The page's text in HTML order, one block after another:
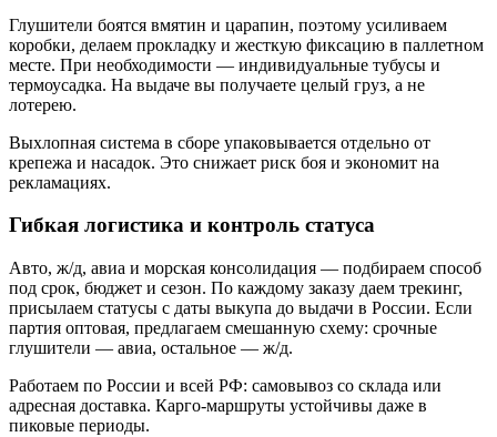
Глушители боятся вмятин и царапин, поэтому усиливаем
коробки, делаем прокладку и жесткую фиксацию в паллетном
месте. При необходимости — индивидуальные тубусы и
термоусадка. На выдаче вы получаете целый груз, а не
лотерею.
Выхлопная система в сборе упаковывается отдельно от
крепежа и насадок. Это снижает риск боя и экономит на
рекламациях.
Гибкая логистика и контроль статуса
Авто, ж/д, авиа и морская консолидация — подбираем способ
под срок, бюджет и сезон. По каждому заказу даем трекинг,
присылаем статусы с даты выкупа до выдачи в России. Если
партия оптовая, предлагаем смешанную схему: срочные
глушители — авиа, остальное — ж/д.
Работаем по России и всей РФ: самовывоз со склада или
адресная доставка. Карго-маршруты устойчивы даже в
пиковые периоды.